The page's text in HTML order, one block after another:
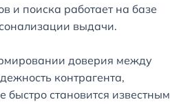
и поиска работает на базе
выдачи.
доверия между
контрагента,
становится известным